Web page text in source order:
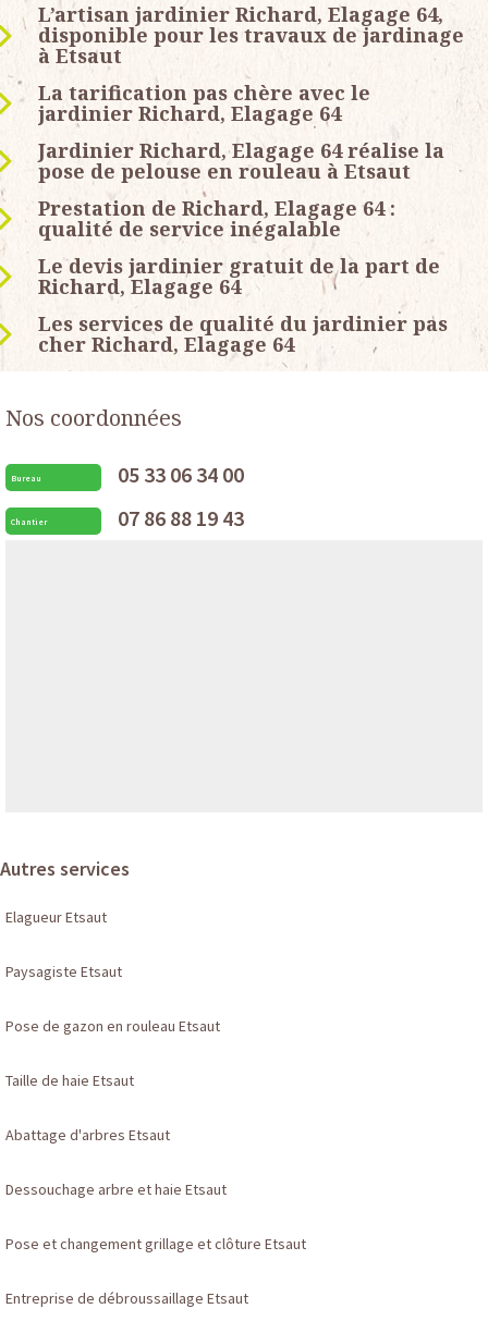
L’artisan jardinier Richard, Elagage 64,
disponible pour les travaux de jardinage
à Etsaut
La tarification pas chère avec le
jardinier Richard, Elagage 64
Jardinier Richard, Elagage 64 réalise la
pose de pelouse en rouleau à Etsaut
Prestation de Richard, Elagage 64 :
qualité de service inégalable
Le devis jardinier gratuit de la part de
Richard, Elagage 64
Les services de qualité du jardinier pas
cher Richard, Elagage 64
Nos coordonnées
Bureau 05 33 06 34 00
Chantier 07 86 88 19 43
Autres services
Elagueur Etsaut
Paysagiste Etsaut
Pose de gazon en rouleau Etsaut
Taille de haie Etsaut
Abattage d'arbres Etsaut
Dessouchage arbre et haie Etsaut
Pose et changement grillage et clôture Etsaut
Entreprise de débroussaillage Etsaut